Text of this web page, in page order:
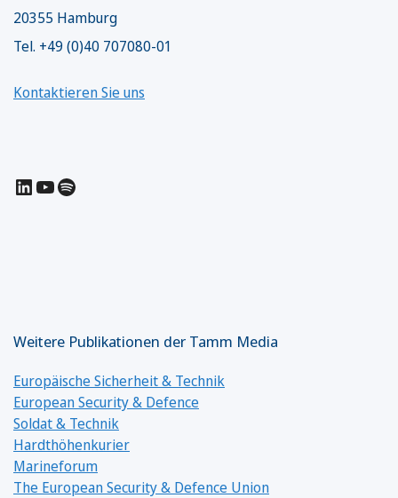
20355 Hamburg
Tel. +49 (0)40 707080-01
Kontaktieren Sie uns
LinkedIn
YouTube
Spotify
Weitere Publikationen der Tamm Media
Europäische Sicherheit & Technik
European Security & Defence
Soldat & Technik
Hardthöhenkurier
Marineforum
The European Security & Defence Union